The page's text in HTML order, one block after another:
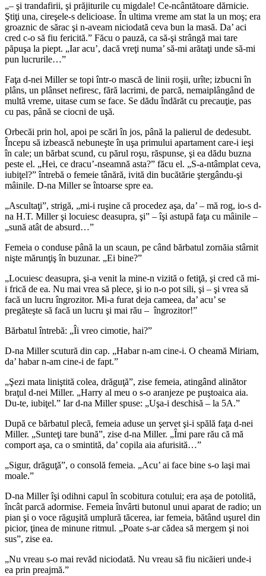
„– şi trandafirii, şi prăjiturile cu migdale! Ce-ncântătoare dărnicie.
Ştiţi una, cireşele-s delicioase. În ultima vreme am stat la un moş; era
groaznic de sărac şi n-aveam niciodată ceva bun la masă. Da’ aci
cred c-o să fiu fericită.” Făcu o pauză, ca să-şi strângă mai tare
păpuşa la piept. „Iar acu’, dacă vreţi numa’ să-mi arătaţi unde să-mi
pun lucrurile…”
Faţa d-nei Miller se topi într-o mască de linii roşii, urîte; izbucni în
plâns, un plânset nefiresc, fără lacrimi, de parcă, nemaiplângând de
multă vreme, uitase cum se face. Se dădu îndărăt cu precauţie, pas
cu pas, până se ciocni de uşă.
Orbecăi prin hol, apoi pe scări în jos, până la palierul de dedesubt.
Începu să izbească nebuneşte în uşa primului apartament care-i ieşi
în cale; un bărbat scund, cu părul roşu, răspunse, şi ea dădu buzna
peste el. „Hei, ce dracu’-nseamnă asta?” făcu el. „S-a-ntâmplat ceva,
iubiţel?” întrebă o femeie tânără, ivită din bucătărie ştergându-şi
mâinile. D-na Miller se întoarse spre ea.
„Ascultaţi”, strigă, „mi-i ruşine că procedez aşa, da’ – mă rog, io-s d-
na H.T. Miller şi locuiesc deasupra, şi” – îşi astupă faţa cu mâinile –
„sună atât de absurd…”
Femeia o conduse până la un scaun, pe când bărbatul zornăia stârnit
nişte mărunţiş în buzunar. „Ei bine?”
„Locuiesc deasupra, şi-a venit la mine-n vizită o fetiţă, şi cred că mi-
i frică de ea. Nu mai vrea să plece, şi io n-o pot sili, şi – şi vrea să
facă un lucru îngrozitor. Mi-a furat deja cameea, da’ acu’ se
pregăteşte să facă un lucru şi mai rău – îngrozitor!”
Bărbatul întrebă: „Îi vreo cimotie, hai?”
D-na Miller scutură din cap. „Habar n-am cine-i. O cheamă Miriam,
da’ habar n-am cine-i de fapt.”
„Şezi mata liniştită colea, drăguţă”, zise femeia, atingând alinător
braţul d-nei Miller. „Harry al meu o s-o aranjeze pe puştoaica aia.
Du-te, iubiţel.” Iar d-na Miller spuse: „Uşa-i deschisă – la 5A.”
După ce bărbatul plecă, femeia aduse un şervet şi-i spălă faţa d-nei
Miller. „Sunteţi tare bună”, zise d-na Miller. „Îmi pare rău că mă
comport aşa, ca o smintită, da’ copila aia afurisită…”
„Sigur, drăguţă”, o consolă femeia. „Acu’ ai face bine s-o laşi mai
moale.”
D-na Miller îşi odihni capul în scobitura cotului; era așa de potolită,
încât parcă adormise. Femeia învârti butonul unui aparat de radio; un
pian şi o voce răguşită umplură tăcerea, iar femeia, bătând uşurel din
picior, ţinea de minune ritmul. „Poate s-ar cădea să mergem şi noi
sus”, zise ea.
„Nu vreau s-o mai revăd niciodată. Nu vreau să fiu nicăieri unde-i
ea prin preajmă.”